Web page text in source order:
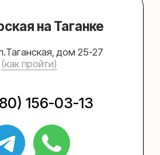
Sospeso wrap